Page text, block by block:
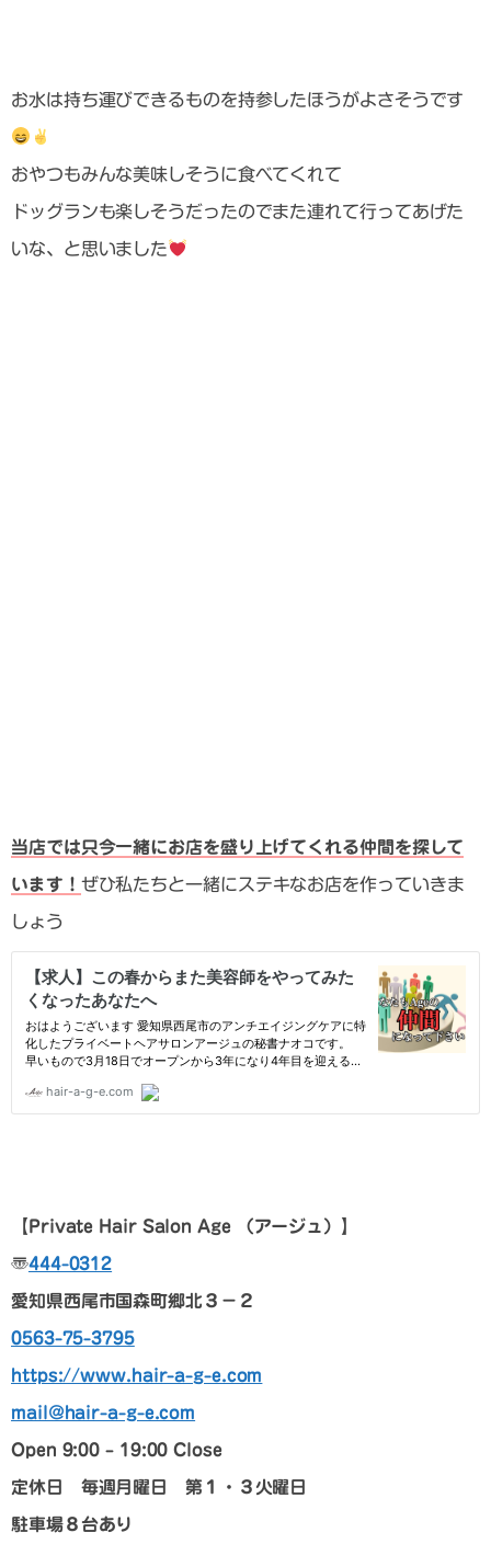
お水は持ち運びできるものを持参したほうがよさそうです
おやつもみんな美味しそうに食べてくれて
ドッグランも楽しそうだったのでまた連れて行ってあげた
いな、と思いました
当店では只今一緒にお店を盛り上げてくれる仲間を探して
います！ ぜひ私たちと一緒にステキなお店を作っていきま
しょう
【Private Hair Salon Age （アージュ） 】
〠444-0312
愛知県西尾市国森町郷北３－２
0563-75-3795
https://www.hair-a-g-e.com
mail@hair-a-g-e.com
Open 9:00 – 19:00 Close
定休日 毎週月曜日 第１・３火曜日
駐車場８台あり